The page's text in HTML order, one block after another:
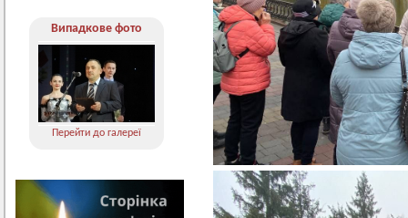
Випадкове фото
Перейти до галереї